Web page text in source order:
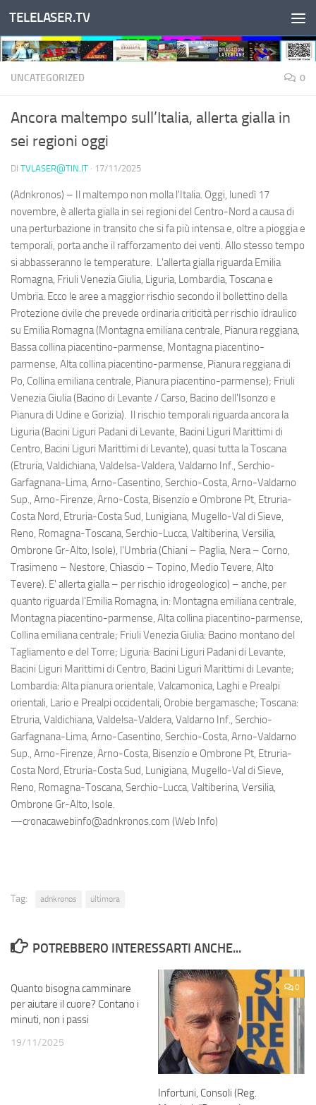
Salta al contenuto
TELELASER.TV
UNCATEGORIZED 0
Ancora maltempo sull’Italia, allerta gialla in
sei regioni oggi
DI TVLASER@TIN.IT · 17/11/2025
(Adnkronos) – Il maltempo non molla l'Italia. Oggi, lunedì 17
novembre, è allerta gialla in sei regioni del Centro-Nord a causa di
una perturbazione in transito che si fa più intensa e, oltre a pioggia e
temporali, porta anche il rafforzamento dei venti. Allo stesso tempo
si abbasseranno le temperature. L'allerta gialla riguarda Emilia
Romagna, Friuli Venezia Giulia, Liguria, Lombardia, Toscana e
Umbria. Ecco le aree a maggior rischio secondo il bollettino della
Protezione civile che prevede ordinaria criticità per rischio idraulico
su Emilia Romagna (Montagna emiliana centrale, Pianura reggiana,
Bassa collina piacentino-parmense, Montagna piacentino-
parmense, Alta collina piacentino-parmense, Pianura reggiana di
Po, Collina emiliana centrale, Pianura piacentino-parmense); Friuli
Venezia Giulia (Bacino di Levante / Carso, Bacino dell'Isonzo e
Pianura di Udine e Gorizia). Il rischio temporali riguarda ancora la
Liguria (Bacini Liguri Padani di Levante, Bacini Liguri Marittimi di
Centro, Bacini Liguri Marittimi di Levante), quasi tutta la Toscana
(Etruria, Valdichiana, Valdelsa-Valdera, Valdarno Inf., Serchio-
Garfagnana-Lima, Arno-Casentino, Serchio-Costa, Arno-Valdarno
Sup., Arno-Firenze, Arno-Costa, Bisenzio e Ombrone Pt, Etruria-
Costa Nord, Etruria-Costa Sud, Lunigiana, Mugello-Val di Sieve,
Reno, Romagna-Toscana, Serchio-Lucca, Valtiberina, Versilia,
Ombrone Gr-Alto, Isole), l'Umbria (Chiani – Paglia, Nera – Corno,
Trasimeno – Nestore, Chiascio – Topino, Medio Tevere, Alto
Tevere). E' allerta gialla – per rischio idrogeologico) – anche, per
quanto riguarda l'Emilia Romagna, in: Montagna emiliana centrale,
Montagna piacentino-parmense, Alta collina piacentino-parmense,
Collina emiliana centrale; Friuli Venezia Giulia: Bacino montano del
Tagliamento e del Torre; Liguria: Bacini Liguri Padani di Levante,
Bacini Liguri Marittimi di Centro, Bacini Liguri Marittimi di Levante;
Lombardia: Alta pianura orientale, Valcamonica, Laghi e Prealpi
orientali, Lario e Prealpi occidentali, Orobie bergamasche; Toscana:
Etruria, Valdichiana, Valdelsa-Valdera, Valdarno Inf., Serchio-
Garfagnana-Lima, Arno-Casentino, Serchio-Costa, Arno-Valdarno
Sup., Arno-Firenze, Arno-Costa, Bisenzio e Ombrone Pt, Etruria-
Costa Nord, Etruria-Costa Sud, Lunigiana, Mugello-Val di Sieve,
Reno, Romagna-Toscana, Serchio-Lucca, Valtiberina, Versilia,
Ombrone Gr-Alto, Isole.
—cronacawebinfo@adnkronos.com (Web Info)
Tag: adnkronos ultimora
POTREBBERO INTERESSARTI ANCHE...
Quanto bisogna camminare
per aiutare il cuore? Contano i
minuti, non i passi
19/11/2025
0
Infortuni, Consoli (Reg.